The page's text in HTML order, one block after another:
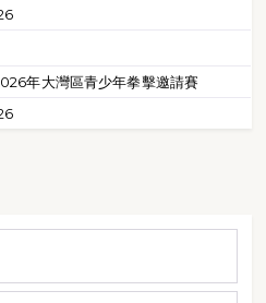
年大灣區青少年拳擊邀請賽